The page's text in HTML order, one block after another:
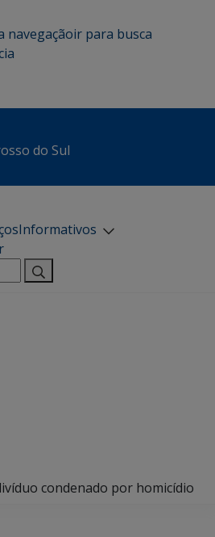
navegaçãoir para busca
do Sul
Informativos
condenado por homicídio